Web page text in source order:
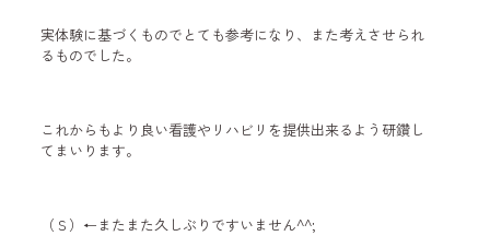
実体験に基づくものでとても参考になり、また考えさせられ
るものでした。
これからもより良い看護やリハビリを提供出来るよう研鑽し
てまいります。
（Ｓ）←またまた久しぶりですいません^^;